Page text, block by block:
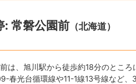
: 常磐公園前 （北海道）
は、旭川駅から徒歩約18分のところ
春光台循環線や11-1線13号線など、